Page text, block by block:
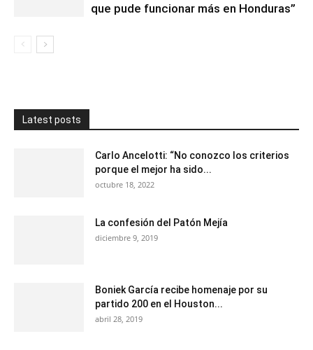
que pude funcionar más en Honduras”
Latest posts
Carlo Ancelotti: “No conozco los criterios
porque el mejor ha sido...
octubre 18, 2022
La confesión del Patón Mejía
diciembre 9, 2019
Boniek García recibe homenaje por su
partido 200 en el Houston...
abril 28, 2019